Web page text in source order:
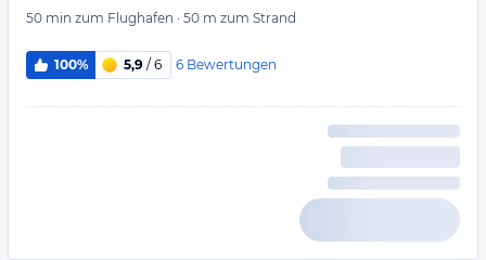
50 min zum Flughafen · 50 m zum Strand
100% 5,9 / 6 6 Bewertungen